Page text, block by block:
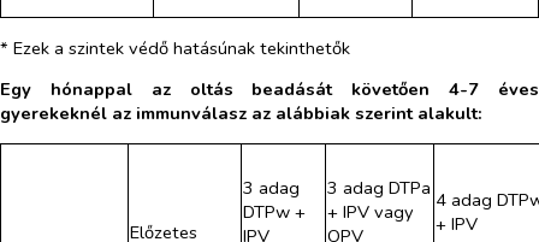
* Ezek a szintek védő hatásúnak tekinthetők
Egy hónappal az oltás beadását követően 4-7 éves
gyerekeknél az immunválasz az alábbiak szerint alakult:
Előzetes
3 adag
DTPw +
IPV
3 adag DTPa
+ IPV vagy
OPV
4 adag
+ IPV